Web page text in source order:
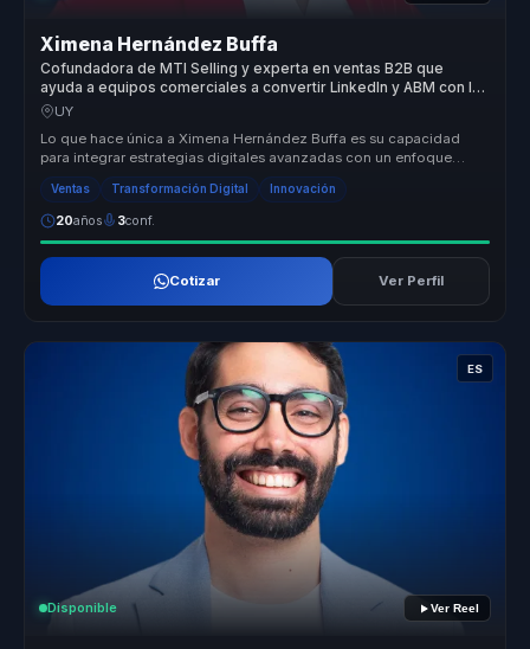
Ximena Hernández Buffa
Cofundadora de MTI Selling y experta en ventas B2B que
ayuda a equipos comerciales a convertir LinkedIn y ABM con IA
en negocios medibles.
UY
Lo que hace única a Ximena Hernández Buffa es su capacidad
para integrar estrategias digitales avanzadas con un enfoque
humano en el soci...
Ventas Transformación Digital Innovación
20años 3conf.
Cotizar Ver Perfil
ES
Disponible Ver Reel